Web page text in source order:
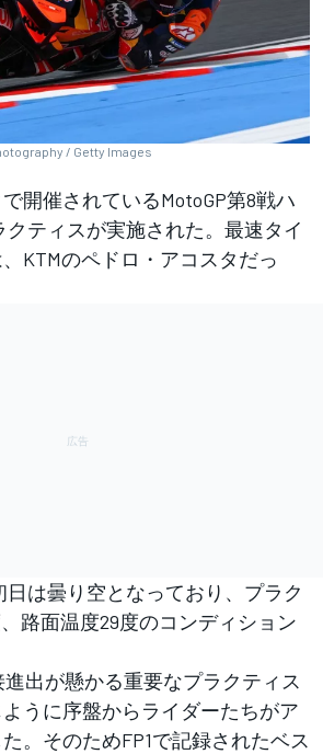
/ Getty Images
開催されているMotoGP第8戦ハ
クティスが実施された。最速タイ
KTMのペドロ・アコスタだっ
は曇り空となっており、プラク
路面温度29度のコンディション
出が懸かる重要なプラクティス
うに序盤からライダーたちがア
。そのためFP1で記録されたベス